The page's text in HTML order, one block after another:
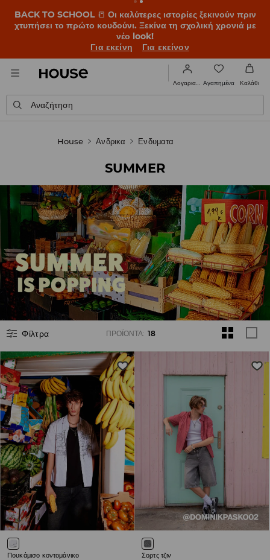
BACK TO SCHOOL 📒 Οι καλύτερες ιστορίες ξεκινούν πριν
χτυπήσει το πρώτο κουδούνι. Ξεκίνα τη σχολική χρονιά με
νέο look!
Για εκείνη
Για εκείνον
Λογαριασμός Αγαπημένα Καλάθι
Αναζήτηση
House Ανδρικα Ενδυματα
SUMMER
Φίλτρα ΠΡΟΪΌΝΤΑ: 18
Πουκάμισο κοντομάνικο Σορτς τζιν